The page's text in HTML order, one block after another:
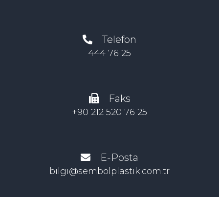
Telefon
444 76 25
Faks
+90 212 520 76 25
E-Posta
bilgi@sembolplastik.com.tr